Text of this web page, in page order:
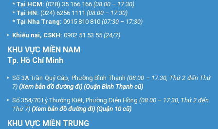
* Tại HCM: (028) 35 166 166 (08:00 – 17:30)
* Tại HN: (024) 6256 1111 (08:00 – 17:30)
* Tại Nha Trang: 0915 810 810 (07:30 – 17:30)
Khiếu nại, CSKH: 0902 51 53 55 (24/7)
KHU VỰC MIỀN NAM
Tp. Hồ Chí Minh
Số 3A Trần Quý Cáp, Phường Bình Thạnh (08:00 – 17:30, Thứ 2 đến Thứ
7) (Xem bản đồ đường đi) (Quận Bình Thạnh cũ)
Số 354/70 Lý Thường Kiệt, Phường Diên Hồng (08:00 – 17:30, Thứ 2 đến
Thứ 7) (Xem bản đồ đường đi) (Quận 10 cũ)
KHU VỰC MIỀN TRUNG